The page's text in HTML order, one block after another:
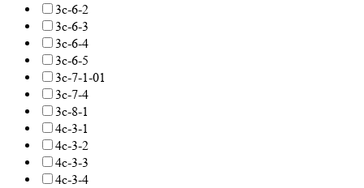
3с-6-2
3с-6-3
3с-6-4
3с-6-5
3с-7-1-01
3с-7-4
3с-8-1
4с-3-1
4с-3-2
4с-3-3
4с-3-4